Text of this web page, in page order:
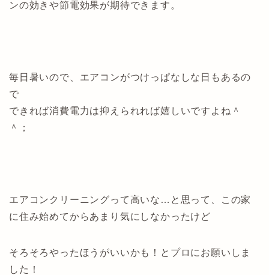
ンの効きや節電効果が期待できます。
毎日暑いので、エアコンがつけっぱなしな日もあるの
で
できれば消費電力は抑えられれば嬉しいですよね＾
＾；
エアコンクリーニングって高いな…と思って、この家
に住み始めてからあまり気にしなかったけど
そろそろやったほうがいいかも！とプロにお願いしま
した！